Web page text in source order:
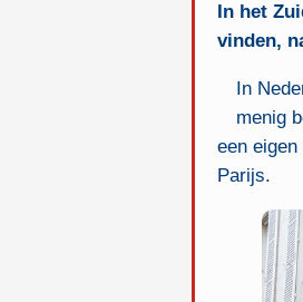
In het
vinden,
In
menig
een
Parijs.